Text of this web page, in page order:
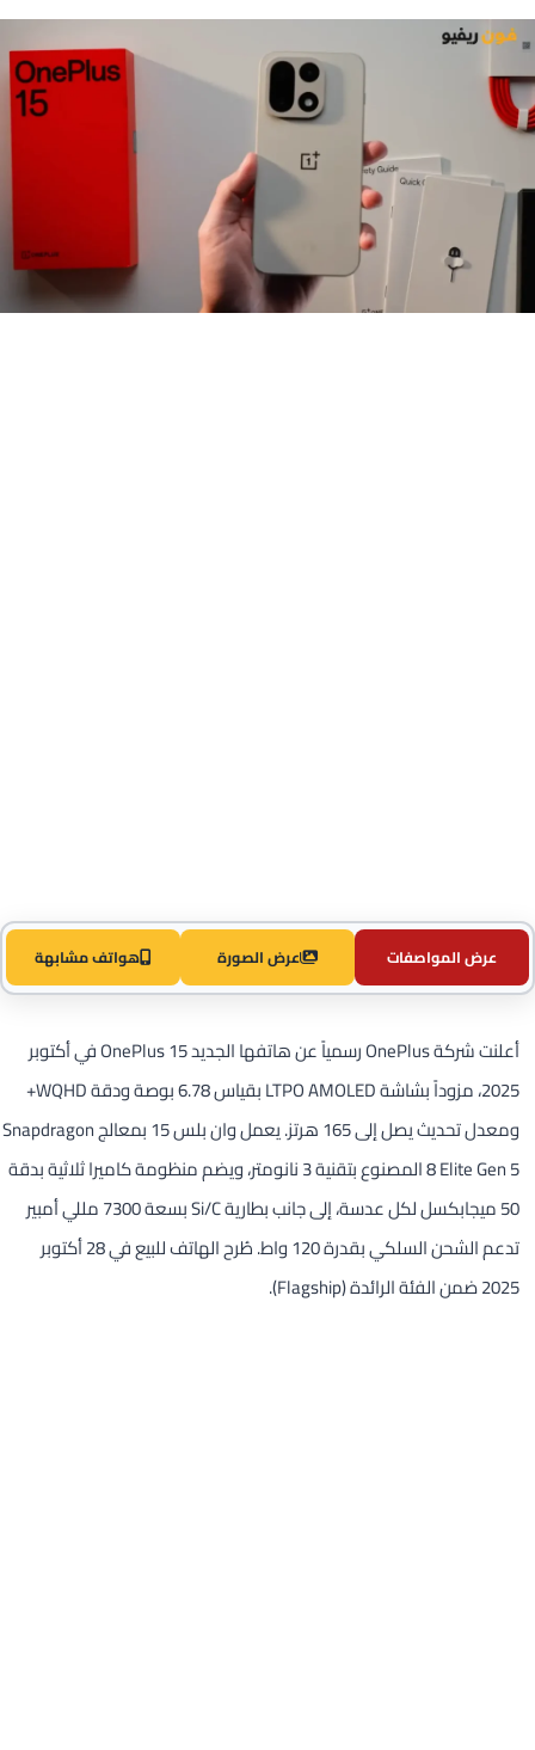
عرض المواصفات عرض الصورة هواتف مشابهة
أعلنت شركة OnePlus رسمياً عن هاتفها الجديد OnePlus 15 في أكتوبر
2025، مزوداً بشاشة LTPO AMOLED بقياس 6.78 بوصة ودقة WQHD+
ومعدل تحديث يصل إلى 165 هرتز. يعمل وان بلس 15 بمعالج Snapdragon
8 Elite Gen 5 المصنوع بتقنية 3 نانومتر، ويضم منظومة كاميرا ثلاثية بدقة
50 ميجابكسل لكل عدسة، إلى جانب بطارية Si/C بسعة 7300 مللي أمبير
تدعم الشحن السلكي بقدرة 120 واط. طُرح الهاتف للبيع في 28 أكتوبر
2025 ضمن الفئة الرائدة (Flagship).